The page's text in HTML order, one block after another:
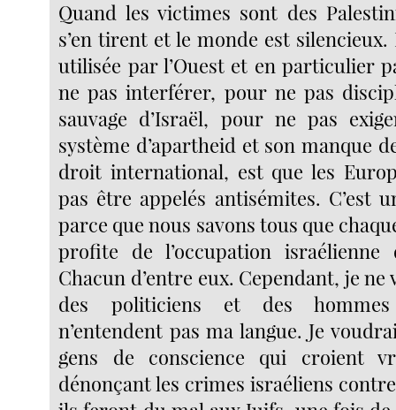
Quand les victimes sont des
s’en tirent et le monde est
utilisée par l’Ouest et en particulier
ne pas interférer, pour ne pas
sauvage d’Israël, pour ne pas
système d’apartheid et son manque
droit international, est que les
pas être appelés antisémites. C’est
parce que nous savons tous que
profite de l’occupation israélienne
Chacun d’entre eux. Cependant, je ne
des politiciens et des
n’entendent pas ma langue. Je
gens de conscience qui croient
dénonçant les crimes israéliens